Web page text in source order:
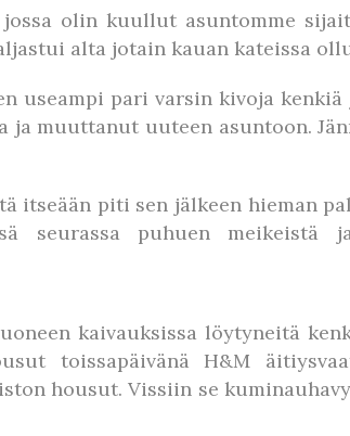
olin kuullut asuntomme
alta jotain kauan kateissa
pari varsin kivoja
muuttanut uuteen asuntoon.
itseään piti sen jälkeen hieman
seurassa puhuen meikeistä
kaivauksissa löytyneitä
toissapäivänä H&M
housut. Vissiin se